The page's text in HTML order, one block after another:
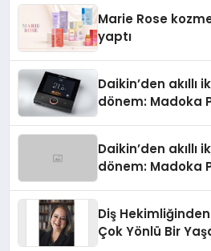
Marie Rose
yaptı
Daikin’den
dönem: Madoka
Daikin’den
dönem: Madoka
Diş
Çok Yönlü Bir